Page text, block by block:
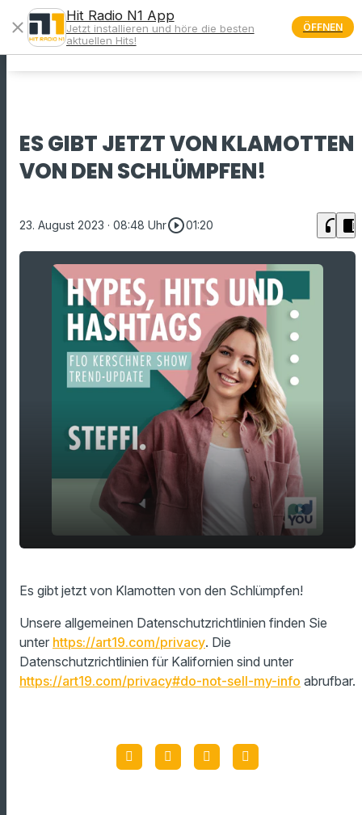
menu
ES GIBT JETZT VON KLAMOTTEN
VON DEN SCHLÜMPFEN!
23. August 2023 · 08:48 Uhrplay_circle_outline01:20 headphones chrome_reader_mode
play_arrow Schlümpfen!
Es gibt jetzt von Klamotten von den Schlümpfen!
Unsere allgemeinen Datenschutzrichtlinien finden Sie
unter https://art19.com/privacy. Die
Datenschutzrichtlinien für Kalifornien sind unter
https://art19.com/privacy#do-not-sell-my-info abrufbar.
close
Hit Radio N1 App
Jetzt installieren und höre die besten
aktuellen Hits!
ÖFFNEN